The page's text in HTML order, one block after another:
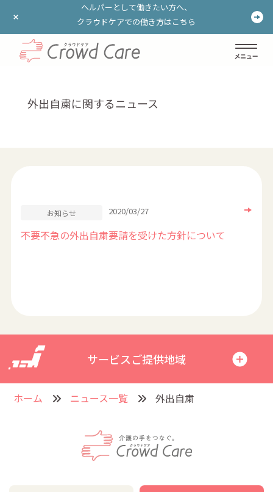
ヘルパーとして働きたい方へ、
クラウドケアでの働き方はこちら
ヘルパーとして働きたい方へ、
クラウドケアでの働き方はこちら
外出自粛に関するニュース
お知らせ 2020/03/27
不要不急の外出自粛要請を受けた方針について
サービスご提供地域
ホーム ニュース一覧 外出自粛